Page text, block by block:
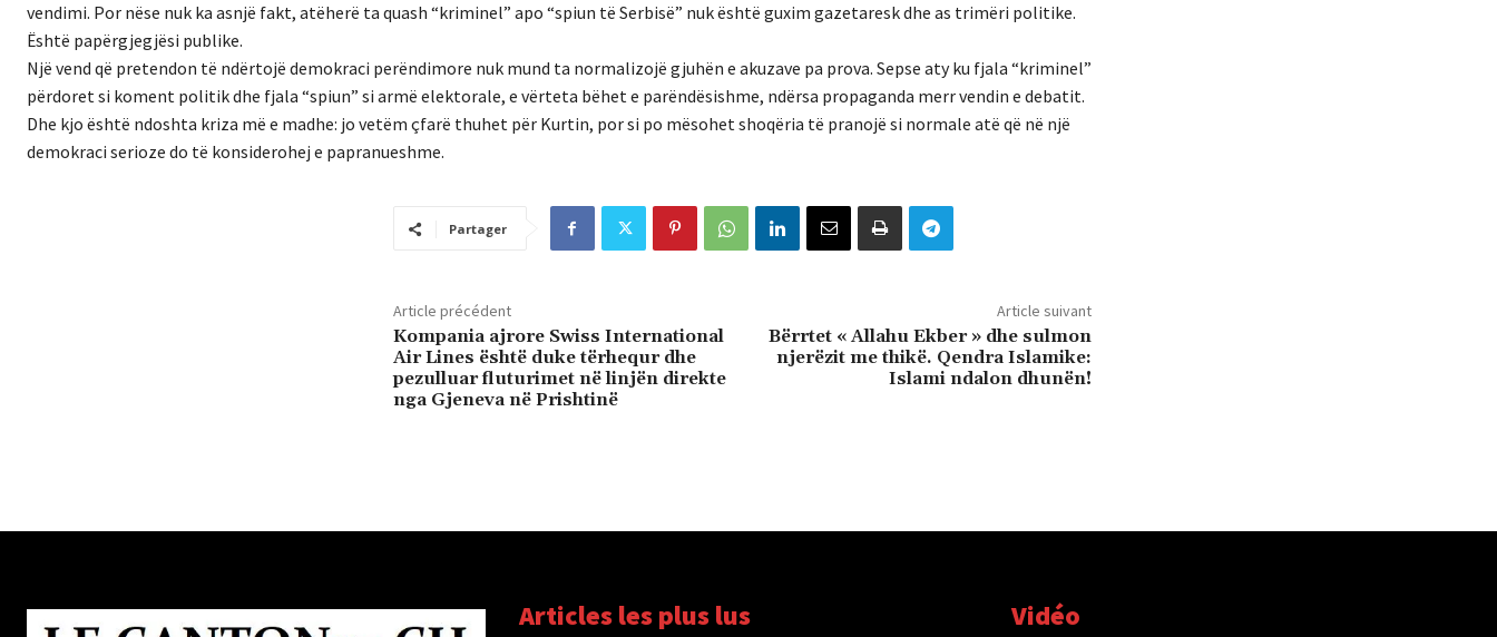
vendimi. Por nëse nuk ka asnjë fakt, atëherë ta quash “kriminel” apo “spiun të Serbisë” nuk është guxim gazetaresk dhe as trimëri politike.
Është papërgjegjësi publike.
Një vend që pretendon të ndërtojë demokraci perëndimore nuk mund ta normalizojë gjuhën e akuzave pa prova. Sepse aty ku fjala “kriminel”
përdoret si koment politik dhe fjala “spiun” si armë elektorale, e vërteta bëhet e parëndësishme, ndërsa propaganda merr vendin e debatit.
Dhe kjo është ndoshta kriza më e madhe: jo vetëm çfarë thuhet për Kurtin, por si po mësohet shoqëria të pranojë si normale atë që në një
demokraci serioze do të konsiderohej e papranueshme.
Partager
Article précédent
Kompania ajrore Swiss International
Air Lines është duke tërhequr dhe
pezulluar fluturimet në linjën direkte
nga Gjeneva në Prishtinë
Article suivant
Bërrtet « Allahu Ekber » dhe sulmon
njerëzit me thikë. Qendra Islamike:
Islami ndalon dhunën!
Articles les plus lus Vidéo